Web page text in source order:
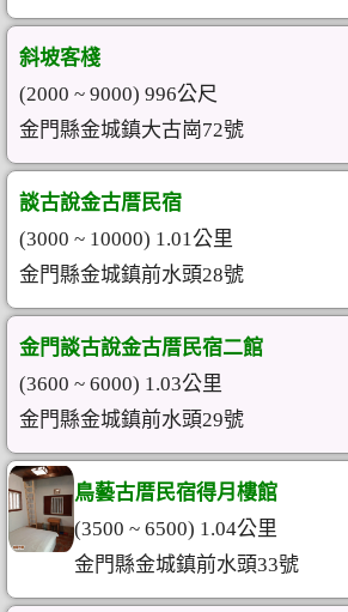
斜坡客棧
(2000 ~ 9000) 996公尺
金門縣金城鎮大古崗72號
談古說金古厝民宿
(3000 ~ 10000) 1.01公里
金門縣金城鎮前水頭28號
金門談古說金古厝民宿二館
(3600 ~ 6000) 1.03公里
金門縣金城鎮前水頭29號
鳥藝古厝民宿得月樓館
(3500 ~ 6500) 1.04公里
金門縣金城鎮前水頭33號